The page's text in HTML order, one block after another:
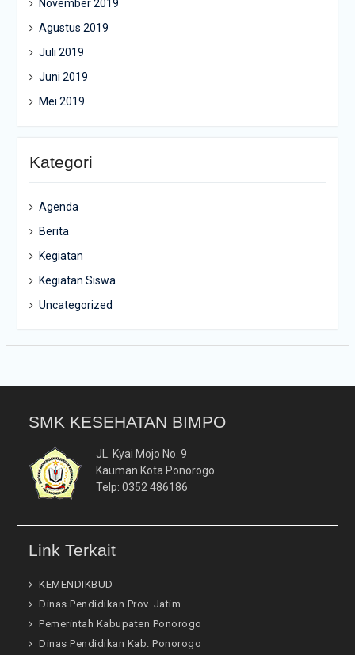
November 2019
Agustus 2019
Juli 2019
Juni 2019
Mei 2019
Kategori
Agenda
Berita
Kegiatan
Kegiatan Siswa
Uncategorized
SMK KESEHATAN BIMPO
JL. Kyai Mojo No. 9
Kauman Kota Ponorogo
Telp: 0352 486186
Link Terkait
KEMENDIKBUD
Dinas Pendidikan Prov. Jatim
Pemerintah Kabupaten Ponorogo
Dinas Pendidikan Kab. Ponorogo